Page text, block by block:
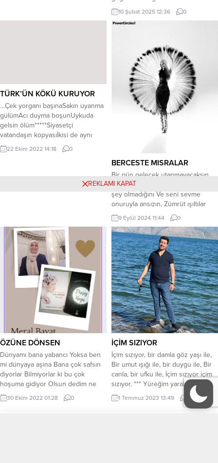
günahlarına Girsem sevaba .
Doyumsuz kelebekler çıkarsam
parmaklarının arasından Gök
bulutlar Gülüp söylesek aleni
Dokunsa dil uçları mesafelere
Dişler mine mine çatlasa… Perilerin
gülüşü kadar güzel koktuğunu,
Saçının...
10 Şubat 2025 12:36 0
TÜRK’ÜN KÖKÜ KURUYOR
…Çek yorganı başınaSakın uyanma
gülümAcı duyma boşunUykuda
gelsin ölüm*****Siyasetçi
vatandaşın kopyasıİkisi de aynı
yerde duruyor..Ne ülküsü kaldı ne
ütopyasıBir nalına bir mıhına
tekilHep aynı terane hep aynı
yıkılır...
22 Ekim 2022 14:18 0
BERCESTE MISRALAR
Bir gün gelecek utanmayacaksın
benden; Anladığın an, Ben diye bir
şey olmadığını Ve seni sevme
onuruyla ansızın, Zümrüt ışıltılar
eşliğinde, Tüy döküşünü bulutların.
Kalansız nasıl bölünür iki can, Sana
gelmek için çıldırırcasına , Kaç çift
kundura eskitir havai adımlar,
Gösterecek berceste mısralar.
Dibacesi sen olacaksın
yazılmışlıkların… *** Bir an
gelecek,...
9 Eylül 2024 11:44 0
ÖZÜNE DÖNSEN
Dünyamı bana yabancı Yoksa ben
mi dünyaya aşina Bana çok safsın
diyorlar Bilmiyorlar ki bu çok
hoşuma gidiyor Olsun dedim ne
mutlu bana Bu kadar kötülüğün
içinde Saf kalmak,saf olmakda bir
30 Ekim 2022 01:28 0
İÇİM SIZIYOR
İçim sızıyor, bir damla göz yaşı ile,
Bir umut ışığı ile, bir duygu ile, Bir
canla, bir ufku ile, İçim sızıyor içim
sızıyor. *** Yüreğim yaralı, kalbim
yorgun Göz yaşlarım umutsuz
Ağlayan gözlerle sızıyor her bir
1 Temmuz 2023 13:49
REKLAMI KAPAT